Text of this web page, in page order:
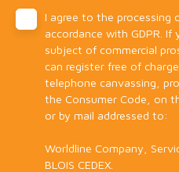
I agree to the processing
accordance with GDPR.
subject of commercial
can register free of
telephone canvassing,
the Consumer Code, on
or by mail addressed to:
Worldline Company,
BLOIS CEDEX.